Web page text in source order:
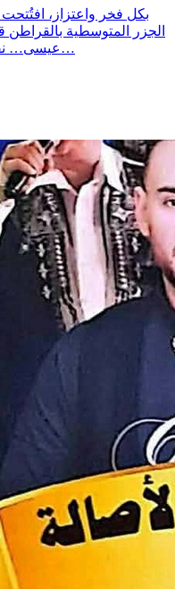
بكل فخر واعتزاز، افتُتحت
الجزر المتوسطية
عيسى… نفحات من التراث الروحي بقرقنة"، في…